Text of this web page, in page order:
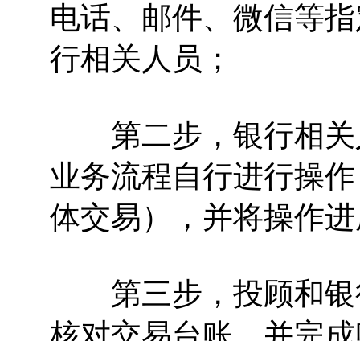
电话、邮件、微信等
行相关人员；
第二步，银行相关
业务流程自行进行操
体交易），并将操作
第三步，投顾和银